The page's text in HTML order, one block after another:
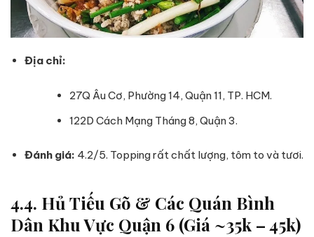
Địa chỉ:
27Q Âu Cơ, Phường 14, Quận 11, TP. HCM.
122D Cách Mạng Tháng 8, Quận 3.
Đánh giá: 4.2/5. Topping rất chất lượng, tôm to và tươi.
4.4. Hủ Tiếu Gõ & Các Quán Bình
Dân Khu Vực Quận 6 (Giá ~35k – 45k)